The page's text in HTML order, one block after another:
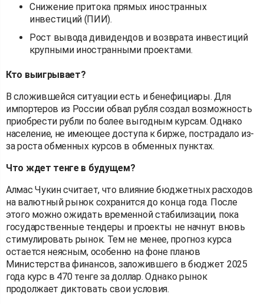
Снижение притока прямых иностранных
инвестиций (ПИИ).
Рост вывода дивидендов и возврата инвестиций
крупными иностранными проектами.
Кто выигрывает?
В сложившейся ситуации есть и бенефициары. Для
импортеров из России обвал рубля создал возможность
приобрести рубли по более выгодным курсам. Однако
население, не имеющее доступа к бирже, пострадало из-
за роста обменных курсов в обменных пунктах.
Что ждет тенге в будущем?
Алмас Чукин считает, что влияние бюджетных расходов
на валютный рынок сохранится до конца года. После
этого можно ожидать временной стабилизации, пока
государственные тендеры и проекты не начнут вновь
стимулировать рынок. Тем не менее, прогноз курса
остается неясным, особенно на фоне планов
Министерства финансов, заложившего в бюджет 2025
года курс в 470 тенге за доллар. Однако рынок
продолжает диктовать свои условия.